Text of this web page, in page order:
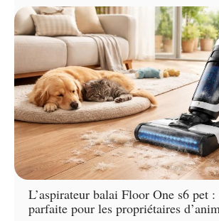
L’aspirateur balai Floor One s6 pet
parfaite pour les propriétaires